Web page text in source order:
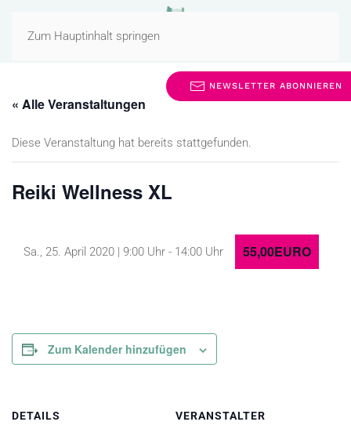
Zum Hauptinhalt springen
MENÜ
« Alle Veranstaltungen
Diese Veranstaltung hat bereits stattgefunden.
Reiki Wellness XL
Sa., 25. April 2020 | 9:00 Uhr - 14:00 Uhr 55,00EURO
Zum Kalender hinzufügen
DETAILS VERANSTALTER
NEWSLETTER ABONNIEREN